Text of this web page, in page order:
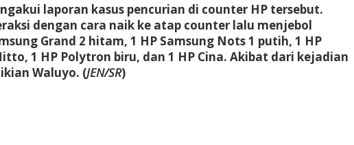
laporan kasus pencurian di counter HP tersebut.
dengan cara naik ke atap counter lalu menjebol
Grand 2 hitam, 1 HP Samsung Nots 1 putih, 1 HP
1 HP Polytron biru, dan 1 HP Cina. Akibat dari kejadian
Waluyo. (JEN/SR)